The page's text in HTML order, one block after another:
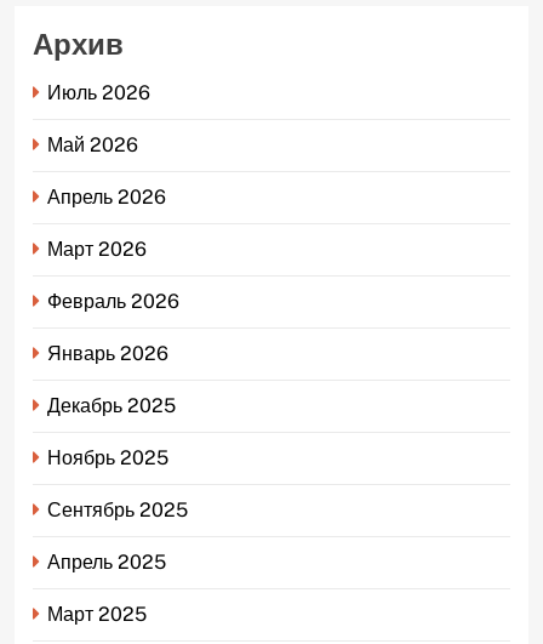
Архив
Июль 2026
Май 2026
Апрель 2026
Март 2026
Февраль 2026
Январь 2026
Декабрь 2025
Ноябрь 2025
Сентябрь 2025
Апрель 2025
Март 2025